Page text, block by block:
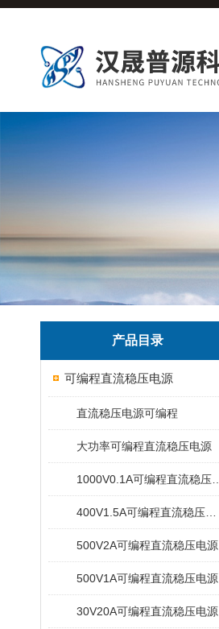
产品目录
可编程直流稳压电源
直流稳压电源可编程
大功率可编程直流稳压电源
500V2A可编程直流稳压电源
500V1A可编程直流稳压电源
30V20A可编程直流稳压电源